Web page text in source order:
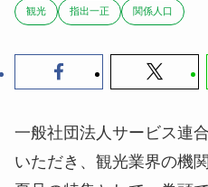
観光 指出一正 関係人口
一般社団法人サービス連
いただき、観光業界の機